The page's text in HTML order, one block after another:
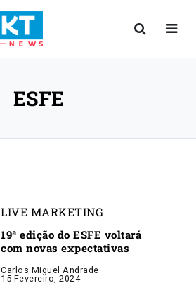
ESFE
LIVE MARKETING
19ª edição do ESFE voltará
com novas expectativas
Carlos Miguel Andrade
15 Fevereiro, 2024